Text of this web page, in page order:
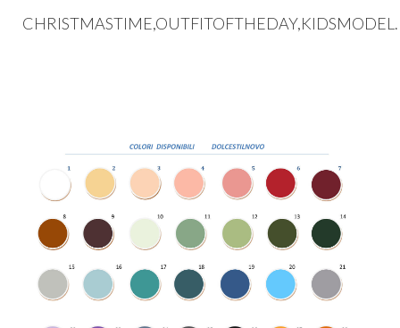
CHRISTMASTIME,OUTFITOFTHEDAY,KIDSMODEL .